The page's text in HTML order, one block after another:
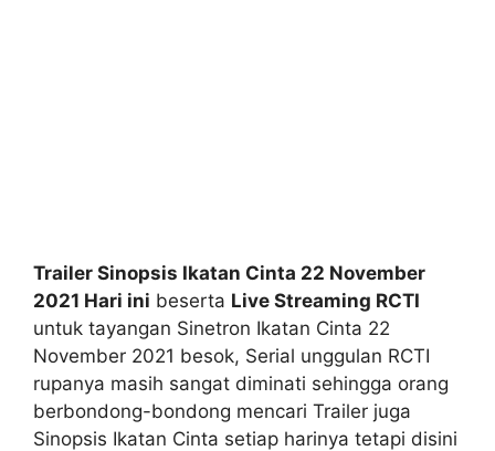
Trailer Sinopsis Ikatan Cinta 22 November
2021 Hari ini beserta Live Streaming RCTI
untuk tayangan Sinetron Ikatan Cinta 22
November 2021 besok, Serial unggulan RCTI
rupanya masih sangat diminati sehingga orang
berbondong-bondong mencari Trailer juga
Sinopsis Ikatan Cinta setiap harinya tetapi disini